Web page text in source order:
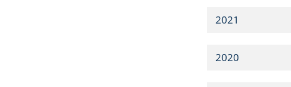
2021
2020